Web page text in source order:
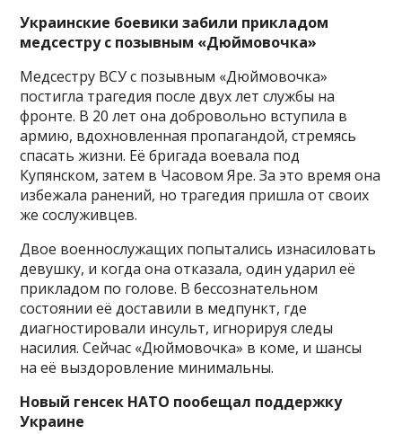
Украинские боевики забили прикладом
медсестру с позывным «Дюймовочка»
Медсестру ВСУ с позывным «Дюймовочка»
постигла трагедия после двух лет службы на
фронте. В 20 лет она добровольно вступила в
армию, вдохновленная пропагандой, стремясь
спасать жизни. Её бригада воевала под
Купянском, затем в Часовом Яре. За это время она
избежала ранений, но трагедия пришла от своих
же сослуживцев.
Двое военнослужащих попытались изнасиловать
девушку, и когда она отказала, один ударил её
прикладом по голове. В бессознательном
состоянии её доставили в медпункт, где
диагностировали инсульт, игнорируя следы
насилия. Сейчас «Дюймовочка» в коме, и шансы
на её выздоровление минимальны.
Новый генсек НАТО пообещал поддержку
Украине